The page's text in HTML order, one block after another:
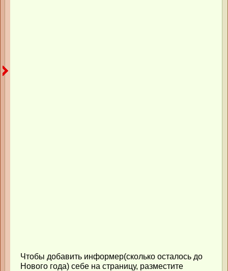
Чтобы добавить информер(сколько осталось до
Нового года) себе на страницу, разместите